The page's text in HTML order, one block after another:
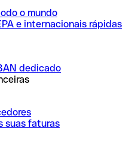
o mundo
e internacionais rápidas
dedicado
suas faturas